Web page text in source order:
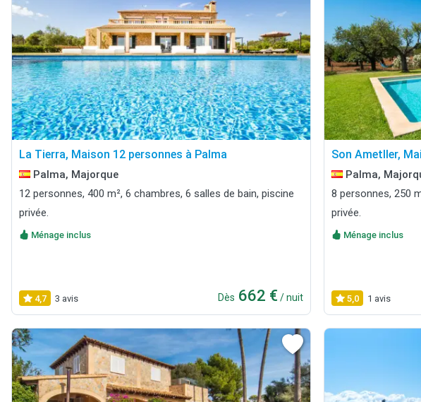
La Tierra, Maison 12 personnes à Palma
Palma, Majorque
12 personnes, 400 m², 6 chambres, 6 salles de bain, piscine
privée.
Ménage inclus
4,7 3 avis Dès 662 € / nuit
Son Ametller,
Palma,
8 personnes, 250
privée.
Ménage inclus
5,0 1 avis